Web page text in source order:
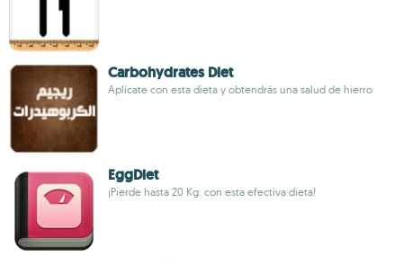
Carbohydrates Diet
Aplícate con esta dieta y obtendrás una salud de hierro
EggDiet
¡Pierde hasta 20 Kg. con esta efectiva dieta!